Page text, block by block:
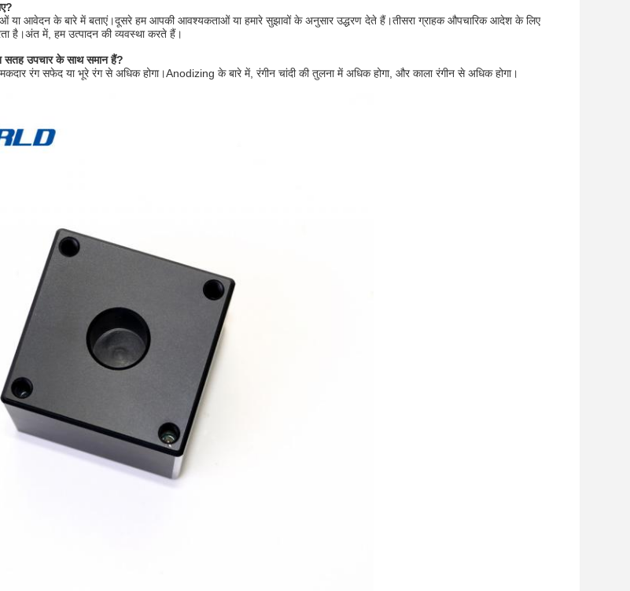
आवेदन के बारे में बताएं।दूसरे हम आपकी आवश्यकताओं या हमारे सुझावों के अनुसार उद्धरण देते हैं।तीसरा ग्राहक औपचारिक आदेश के लिए
है।अंत में, हम उत्पादन की व्यवस्था करते हैं।
सतह उपचार के साथ समान हैं?
रंग सफेद या भूरे रंग से अधिक होगा।Anodizing के बारे में, रंगीन चांदी की तुलना में अधिक होगा, और काला रंगीन से अधिक होगा।